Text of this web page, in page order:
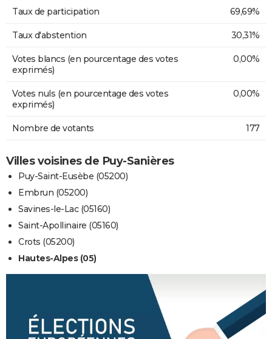
Taux de participation 69,69%
Taux d'abstention 30,31%
Votes blancs (en pourcentage des votes
exprimés)
0,00%
Votes nuls (en pourcentage des votes
exprimés)
0,00%
Nombre de votants 177
Villes voisines de Puy-Sanières
Puy-Saint-Eusèbe (05200)
Embrun (05200)
Savines-le-Lac (05160)
Saint-Apollinaire (05160)
Crots (05200)
Hautes-Alpes (05)